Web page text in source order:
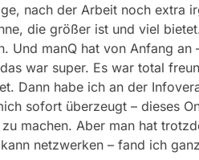
nach der Arbeit noch extra
die größer ist und viel
Und manQ hat von Anfang
war super. Es war total
Dann habe ich an der
sofort überzeugt – dieses
machen. Aber man hat
netzwerken – fand ich